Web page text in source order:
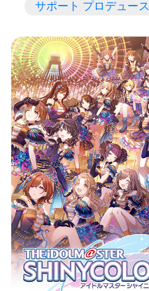
サポート プロデュース